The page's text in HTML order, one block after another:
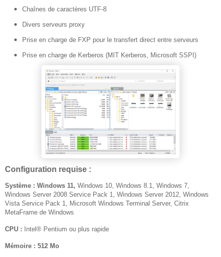
Chaînes de caractères UTF-8
Divers serveurs proxy
Prise en charge de FXP pour le transfert direct entre serveurs
Prise en charge de Kerberos (MIT Kerberos, Microsoft SSPI)
Configuration requise :
Système : Windows 11, Windows 10, Windows 8.1, Windows 7,
Windows Server 2008 Service Pack 1, Windows Server 2012, Windows
Vista Service Pack 1, Microsoft Windows Terminal Server, Citrix
MetaFrame de Windows
CPU : Intel® Pentium ou plus rapide
Mémoire : 512 Mo